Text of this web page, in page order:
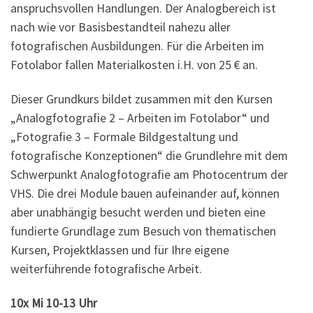
anspruchsvollen Handlungen. Der Analogbereich ist
nach wie vor Basisbestandteil nahezu aller
fotografischen Ausbildungen. Für die Arbeiten im
Fotolabor fallen Materialkosten i.H. von 25 € an.
Dieser Grundkurs bildet zusammen mit den Kursen
„Analogfotografie 2 – Arbeiten im Fotolabor“ und
„Fotografie 3 – Formale Bildgestaltung und
fotografische Konzeptionen“ die Grundlehre mit dem
Schwerpunkt Analogfotografie am Photocentrum der
VHS. Die drei Module bauen aufeinander auf, können
aber unabhängig besucht werden und bieten eine
fundierte Grundlage zum Besuch von thematischen
Kursen, Projektklassen und für Ihre eigene
weiterführende fotografische Arbeit.
10x Mi 10-13 Uhr